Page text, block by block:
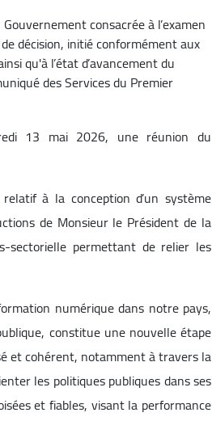
consacrée à l’examen
décision, initié conformément aux
qu'à l’état d’avancement du
des Services du Premier
13 mai 2026, une réunion du
à la conception d’un système
de Monsieur le Président de la
sectorielle permettant de relier les
numérique dans notre pays,
constitue une nouvelle étape
et cohérent, notamment à travers la
les politiques publiques dans ses
et fiables, visant la performance